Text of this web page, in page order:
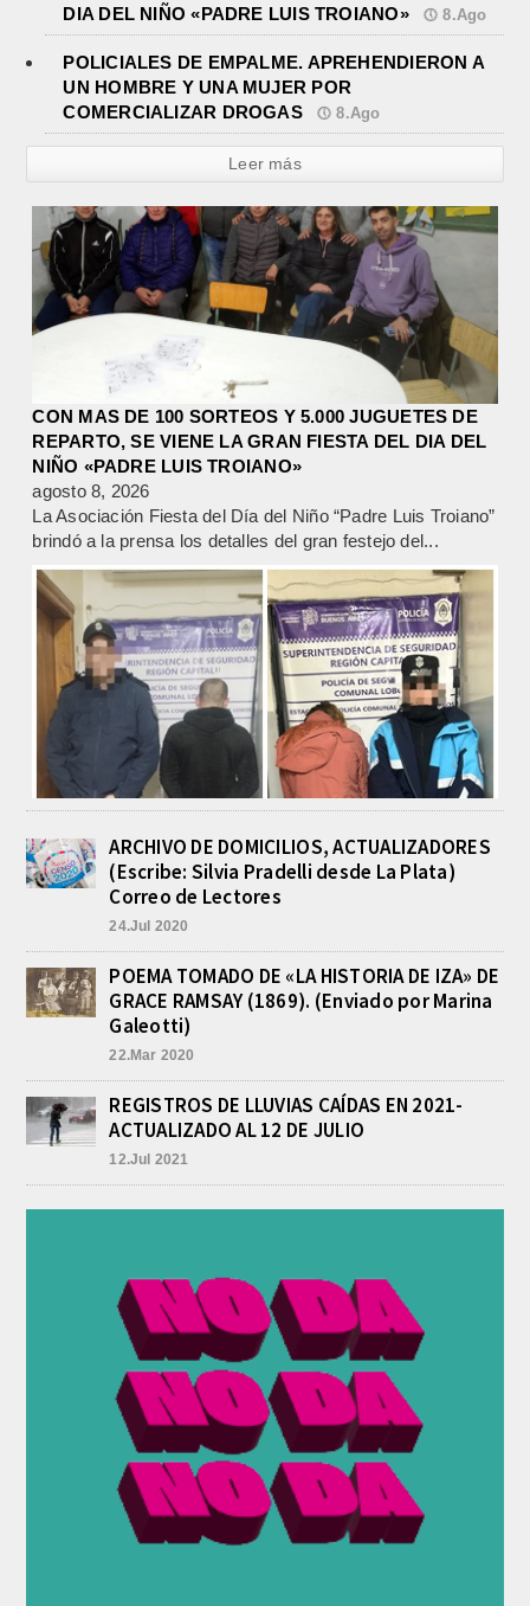
DIA DEL NIÑO «PADRE LUIS TROIANO»
8.Ago
POLICIALES DE EMPALME. APREHENDIERON A
UN HOMBRE Y UNA MUJER POR
COMERCIALIZAR DROGAS
8.Ago
Leer más
POLICIALES DE EMPALME. APREHENDIERON A UN
HOMBRE Y UNA MUJER POR COMERCIALIZAR
DROGAS
agosto 8, 2026
En la noche del viernes, en calle Independencia entre San
Patricio y Rivadavia de Empalme, personal de la
Comisaría Segunda...
MALVINAS DE LOBOS
agosto 7, 2026
Esta tarde fueron requeridos los Bomberos Voluntarios,
ARCHIVO DE DOMICILIOS, ACTUALIZADORES
(Escribe: Silvia Pradelli desde La Plata)
Correo de Lectores
24.Jul 2020
POEMA TOMADO DE «LA HISTORIA DE IZA» DE
GRACE RAMSAY (1869). (Enviado por Marina
Galeotti)
22.Mar 2020
REGISTROS DE LLUVIAS CAÍDAS EN 2021-
ACTUALIZADO AL 12 DE JULIO
12.Jul 2021